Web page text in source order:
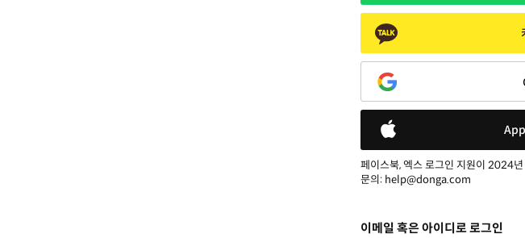
페이스북, 엑스 로그인 지원이 2024
문의: help@donga.com
이메일 혹은 아이디로 로그인